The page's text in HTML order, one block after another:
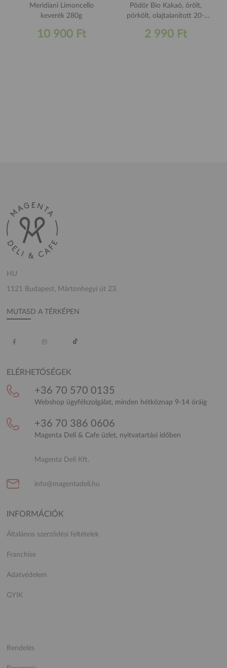
Meridiani Limoncello
keverék 280g
10 900 Ft
Pödör Bio Kakaó, őrölt,
pörkölt, olajtalanított 20-
2 990 Ft
HU
1121 Budapest, Mártonhegyi út 23.
MUTASD A TÉRKÉPEN
ELÉRHETŐSÉGEK
+36 70 570 0135
Webshop ügyfélszolgálat, minden hétköznap 9-14 óráig
+36 70 386 0606
Magenta Deli & Cafe üzlet, nyitvatartási időben
Magenta Deli Kft.
info@magentadeli.hu
INFORMÁCIÓK
Általános szerződési feltételek
Franchise
Adatvédelem
GYIK
Rendelés